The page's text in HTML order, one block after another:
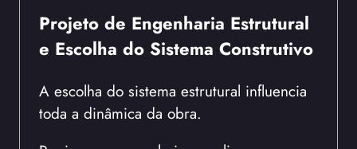
Projeto de Engenharia Estrutural
e Escolha do Sistema Construtivo
A escolha do sistema estrutural influencia
toda a dinâmica da obra.